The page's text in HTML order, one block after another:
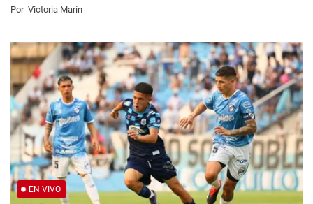
Por Victoria Marín
EN VIVO